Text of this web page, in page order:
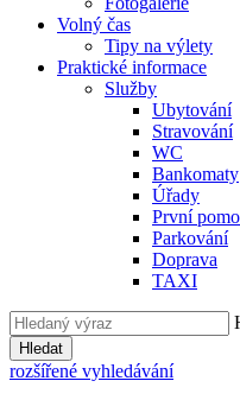
Volný čas
Tipy na výlety
Praktické informace
Služby
Ubytování
Stravování
WC
Bankomaty
Úřady
První
Parkování
Doprava
TAXI
Hledat
rozšířené vyhledávání